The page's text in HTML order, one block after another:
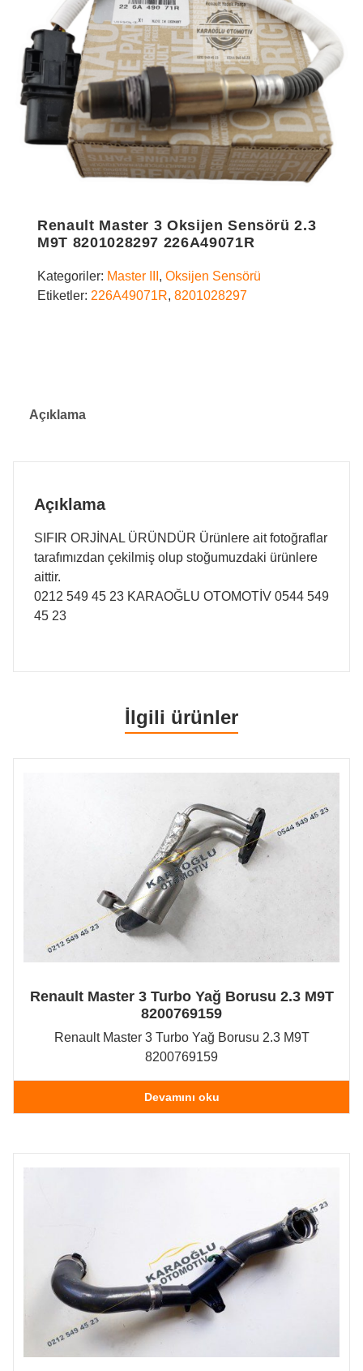
Renault Master 3 Oksijen Sensörü 2.3
M9T 8201028297 226A49071R
Kategoriler: Master III , Oksijen Sensörü
Etiketler: 226A49071R, 8201028297
Açıklama
Açıklama
SIFIR ORJİNAL ÜRÜNDÜR Ürünlere ait fotoğraflar
tarafımızdan çekilmiş olup stoğumuzdaki ürünlere
aittir.
0212 549 45 23 KARAOĞLU OTOMOTİV 0544 549
45 23
İlgili ürünler
Renault Master 3 Turbo Yağ Borusu 2.3 M9T
8200769159
Renault Master 3 Turbo Yağ Borusu 2.3 M9T
8200769159
Devamını oku